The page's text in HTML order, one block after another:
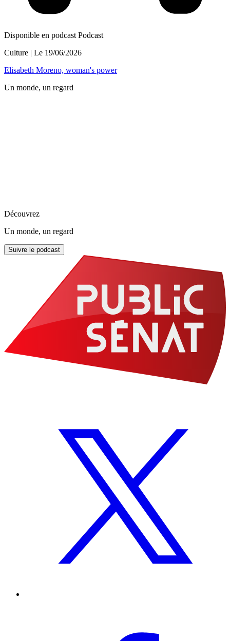
Disponible en podcast Podcast
Culture | Le 19/06/2026
Elisabeth Moreno, woman's power
Un monde, un regard
Découvrez
Un monde, un regard
Suivre le podcast